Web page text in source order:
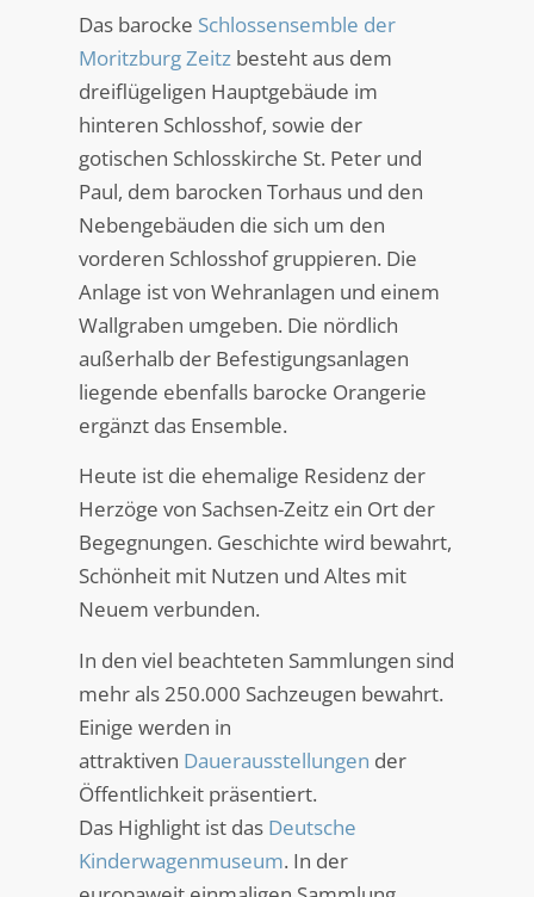
Das barocke Schlossensemble der
Moritzburg Zeitzbesteht aus dem
dreiflügeligen Hauptgebäude im
hinteren Schlosshof, sowie der
gotischen Schlosskirche St. Peter und
Paul, dem barocken Torhaus und den
Nebengebäuden die sich um den
vorderen Schlosshof gruppieren. Die
Anlage ist von Wehranlagen und einem
Wallgraben umgeben. Die nördlich
außerhalb der Befestigungsanlagen
liegende ebenfalls barocke Orangerie
ergänzt das Ensemble.
Heute ist die ehemalige Residenz der
Herzöge von Sachsen-Zeitz ein Ort der
Begegnungen. Geschichte wird bewahrt,
Schönheit mit Nutzen und Altes mit
Neuem verbunden.
In den viel beachteten Sammlungen sind
mehr als 250.000 Sachzeugen bewahrt.
Einige werden in
attraktiven Dauerausstellungen der
Öffentlichkeit präsentiert.
Das Highlight ist das Deutsche
Kinderwagenmuseum. In der